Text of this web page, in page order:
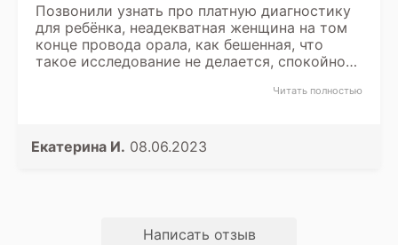
Позвонили узнать про платную диагностику
для ребёнка, неадекватная женщина на том
конце провода орала, как бешенная, что
такое исследование не делается, спокойно
деньги, мы не можем сделать это у них.
профессии, без воспитания, приходится
Читать полностью
Екатерина И. 08.06.2023
Написать отзыв